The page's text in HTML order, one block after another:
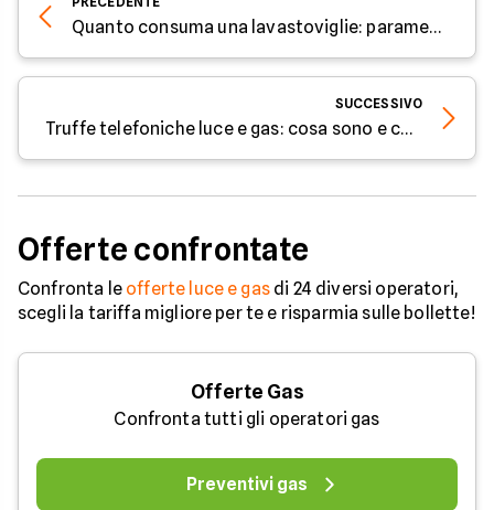
Quanto consuma una lavastoviglie: parametri e consumi medi
SUCCESSIVO
Truffe telefoniche luce e gas​: cosa sono e come difendersi
Offerte confrontate
Confronta le offerte luce e gasdi 24 diversi operatori,
scegli la tariffa migliore per te e risparmia sulle bollette!
Offerte Gas
Confronta tutti gli operatori gas
Preventivi gas